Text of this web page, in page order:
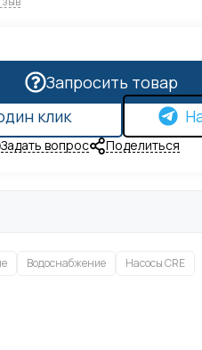
Запросить товар
клик
Задать вопрос Поделиться
Водоснабжение Насосы CRE